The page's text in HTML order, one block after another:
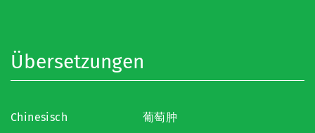
Übersetzungen
Chinesisch 葡萄肿